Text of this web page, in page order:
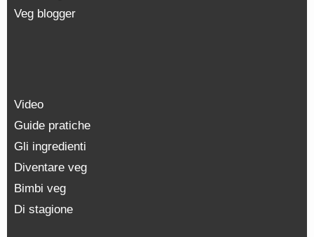
Veg blogger
Video
Guide pratiche
Gli ingredienti
Diventare veg
Bimbi veg
Di stagione